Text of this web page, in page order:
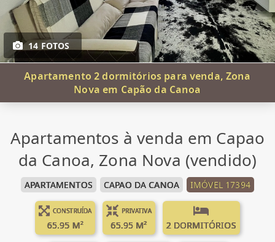
14 FOTOS
Apartamento 2 dormitórios para venda, Zona
Nova em Capão da Canoa
Apartamentos à venda em Capao
da Canoa, Zona Nova (vendido)
APARTAMENTOS CAPAO DA CANOA IMÓVEL 17394
CONSTRUÍDA
65.95 M²
PRIVATIVA
65.95 M² 2 DORMITÓRIOS